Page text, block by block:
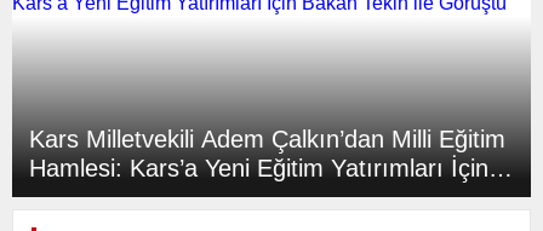
Kars Milletvekili Adem Çalkın’dan Milli Eğitim
Hamlesi: Kars’a Yeni Eğitim Yatırımları İçin
Bakan Tekin ile Görüştü